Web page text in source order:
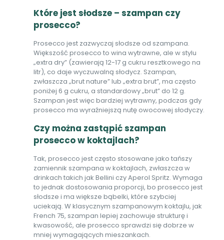
Które jest słodsze – szampan czy
prosecco?
Prosecco jest zazwyczaj słodsze od szampana.
Większość prosecco to wina wytrawne, ale w stylu
„extra dry” (zawierają 12-17 g cukru resztkowego na
litr), co daje wyczuwalną słodycz. Szampan,
zwłaszcza „brut nature” lub „extra brut”, ma często
poniżej 6 g cukru, a standardowy „brut” do 12 g.
Szampan jest więc bardziej wytrawny, podczas gdy
prosecco ma wyraźniejszą nutę owocowej słodyczy.
Czy można zastąpić szampan
prosecco w koktajlach?
Tak, prosecco jest często stosowane jako tańszy
zamiennik szampana w koktajlach, zwłaszcza w
drinkach takich jak Bellini czy Aperol Spritz. Wymaga
to jednak dostosowania proporcji, bo prosecco jest
słodsze i ma większe bąbelki, które szybciej
uciekają. W klasycznym szampanowym koktajlu, jak
French 75, szampan lepiej zachowuje strukturę i
kwasowość, ale prosecco sprawdzi się dobrze w
mniej wymagających mieszankach.